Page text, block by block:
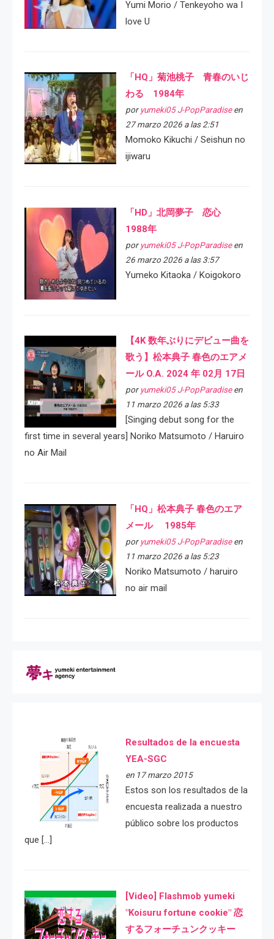
Yumi Morio / Tenkeyoho wa I
love U
「HQ」菊池桃子 青春のいじ
わる 1984年
por yumeki05 J-PopParadiseen
27 marzo 2026 a las 2:51
Momoko Kikuchi / Seishun no
ijiwaru
「HD」北岡夢子 恋心
1988年
por yumeki05 J-PopParadiseen
26 marzo 2026 a las 3:57
Yumeko Kitaoka / Koigokoro
【4K 数年ぶりにデビュー曲を
歌う】松本典子 春色のエアメ
ール O.A. 2024 年 02月 17日
por yumeki05 J-PopParadiseen
11 marzo 2026 a las 5:33
[Singing debut song for the
first time in several years] Noriko Matsumoto / Haruiro
no Air Mail
「HQ」松本典子 春色のエア
メール 1985年
por yumeki05 J-PopParadiseen
11 marzo 2026 a las 5:23
Noriko Matsumoto / haruiro
no air mail
Resultados de la encuesta
YEA-SGC
en 17 marzo 2015
Estos son los resultados de la
encuesta realizada a nuestro
público sobre los productos
que […]
[Video] Flashmob yumeki
"Koisuru fortune cookie" 恋
するフォーチュンクッキー